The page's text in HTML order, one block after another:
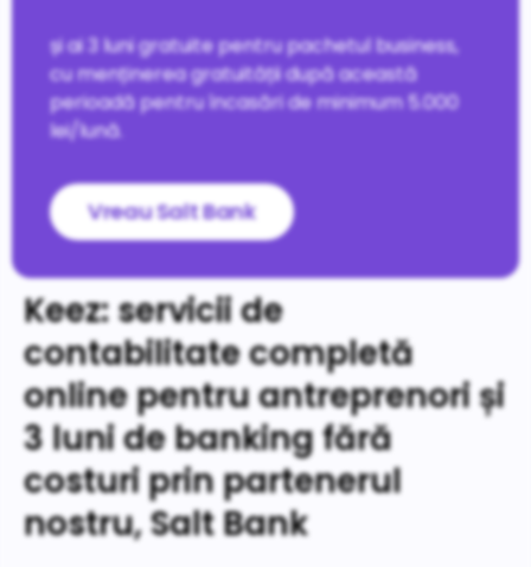
și ai 3 luni gratuite pentru pachetul business,
cu menținerea gratuității după această
perioadă pentru încasări de minimum 5.000
lei/lună.
Vreau Salt Bank
Keez: servicii de
contabilitate completă
online pentru antreprenori și
3 luni de banking fără
costuri prin partenerul
nostru, Salt Bank